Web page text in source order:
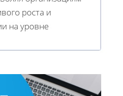
роста и
на уровне